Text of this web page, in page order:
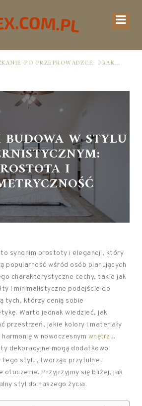
JAK URZĄDZIĆ MIESZKANIE PO PRZEPROWADZCE: PRAKTYCZNY PLAN OD ROZPAKOWANIA DO PRZYTULNEJ PRZESTRZENI
W STYLU
I
synonim prostoty i elegancji, który
popularność wśród osób planujących
charakterystyczne cechy, takie jak
i minimalistyczne podejście do
tych, którzy cenią sobie
Warto jednak wiedzieć, jak
przestrzeń, jakie kolory i materiały
w nowoczesnym wnętrzu.
dekoracyjne mogą dodatkowo
stylu, tworząc przytulne i
otoczenie. Przyjrzyjmy się bliżej, jak
styl do naszego życia.